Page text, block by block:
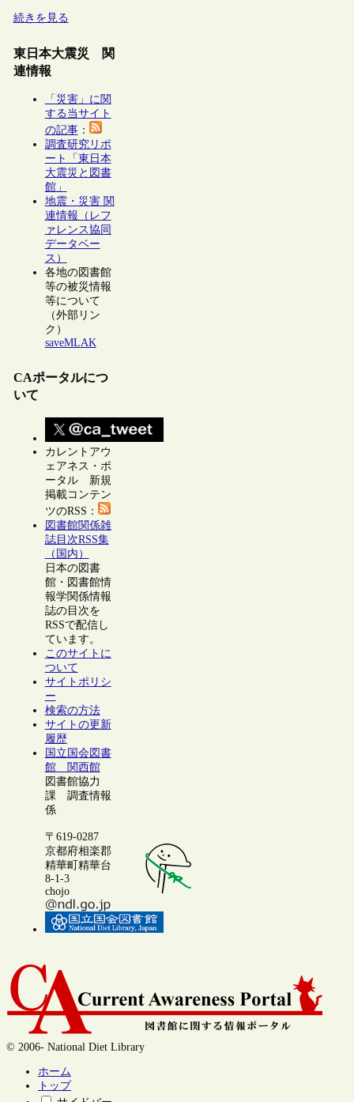
続きを見る
東日本大震災 関
連情報
「災害」に関
する当サイト
の記事：
調査研究リポ
ート「東日本
大震災と図書
館」
地震・災害 関
連情報（レフ
ァレンス協同
データベー
ス）
各地の図書館
等の被災情報
等について
（外部リン
ク）
saveMLAK
CAポータルにつ
いて
カレントアウ
ェアネス・ポ
ータル 新規
掲載コンテン
ツのRSS：
図書館関係雑
誌目次RSS集
（国内）
日本の図書
館・図書館情
報学関係情報
誌の目次を
RSSで配信し
ています。
このサイトに
ついて
サイトポリシ
ー
検索の方法
サイトの更新
履歴
国立国会図書
館 関西館
図書館協力
課 調査情報
係
〒619-0287
京都府相楽郡
精華町精華台
8-1-3
chojo
© 2006- National Diet Library
ホーム
トップ